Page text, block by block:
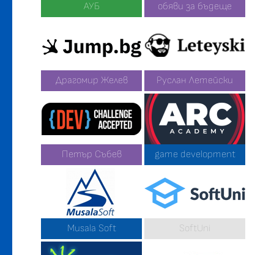
АУБ обяви за бъдеще
Драгомир Желев Руслан Летейски
Петър Събев game development
Musala Soft SoftUni